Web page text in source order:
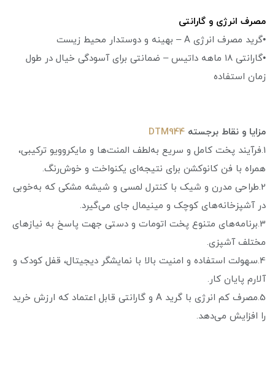
مصرف انرژی و گارانتی
•گرید مصرف انرژی A – بهینه و دوستدار محیط زیست
•گارانتی ۱۸ ماهه داتیس – ضمانتی برای آسودگی خیال در طول
زمان استفاده
مزایا و نقاط برجسته DTM944
1.فرآیند پخت کامل و سریع به‌لطف المنت‌ها و مایکروویو ترکیبی،
همراه با فن کانوکشن برای نتیجه‌ای یکنواخت و خوش‌رنگ.
2.طراحی مدرن و شیک با کنترل لمسی و شیشه‌ مشکی که به‌خوبی
در آشپزخانه‌های کوچک و مینیمال جای می‌گیرد.
3.برنامه‌های متنوع پخت اتومات و دستی جهت پاسخ به نیازهای
مختلف آشپزی.
4.سهولت استفاده و امنیت بالا با نمایشگر دیجیتال، قفل کودک و
آلارم پایان کار.
5.مصرف کم انرژی با گرید A و گارانتی قابل اعتماد که ارزش خرید
را افزایش می‌دهد.